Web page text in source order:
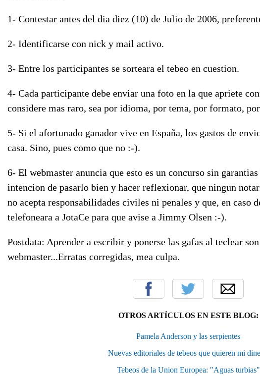
1- Contestar antes del dia diez (10) de Julio de 2006,
2- Identificarse con nick y mail activo.
3- Entre los participantes se sorteara el tebeo en cuestion.
4- Cada participante debe enviar una foto en la que apriete
considere mas raro, sea por idioma, por tema, por formato,
5- Si el afortunado ganador vive en España, los gastos de
casa. Sino, pues como que no :-).
6- El webmaster anuncia que esto es un concurso sin
intencion de pasarlo bien y hacer reflexionar, que ningun
no acepta responsabilidades civiles ni penales y que, en caso
telefoneara a JotaCe para que avise a Jimmy Olsen :-).
Postdata: Aprender a escribir y ponerse las gafas al teclear
webmaster...Erratas corregidas, mea culpa.
OTROS ARTÍCULOS EN ESTE BLOG:
Pamela Anderson y las serpientes
Nuevas editoriales de tebeos que quieren mi
Tebeos de la Union Europea: "Aguas turbias"